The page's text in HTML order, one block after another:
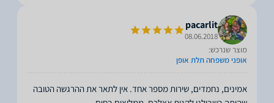
pacarlit
08.06.2018
מוצר שנרכש:
אופני משפחה תלת אופן
אמינים, נחמדים, שירות מספר אחד. אין לתאר את ההרגשה הטובה